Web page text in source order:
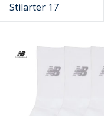
Stilarter 17